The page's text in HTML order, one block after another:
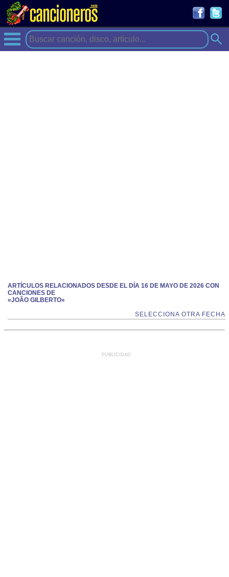
ARTÍCULOS RELACIONADOS DESDE EL DÍA 16 DE MAYO DE 2026 CON
CANCIONES DE
«JOÃO GILBERTO»
SELECCIONA OTRA FECHA
PUBLICIDAD